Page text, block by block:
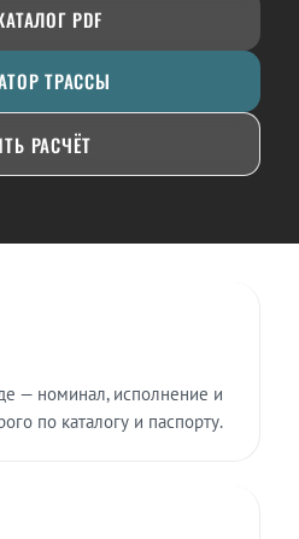
PDF
ТРАССЫ
РАСЧЁТ
— номинал, исполнение и
по каталогу и паспорту.